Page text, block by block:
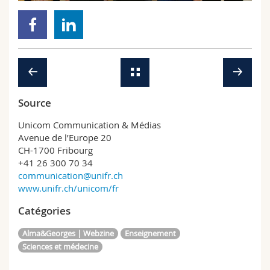
Sciences et médecine
Interfacultaire
Collaborateurs
Doctorants
Webmail
Programme des cours
MyUnifr
Source
Unicom Communication & Médias
Avenue de l’Europe 20
CH-1700 Fribourg
+41 26 300 70 34
communication@unifr.ch
www.unifr.ch/unicom/fr
Catégories
Alma&Georges | Webzine
Enseignement
Sciences et médecine